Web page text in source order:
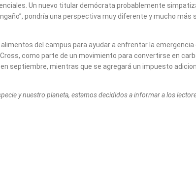
Un nuevo titular demócrata probablemente
pondría una perspectiva muy diferente y mucho más
del campus para ayudar a enfrentar la
como parte de un movimiento para convertirse en
septiembre, mientras que se agregará un impuesto
y nuestro planeta, estamos decididos a informar a los